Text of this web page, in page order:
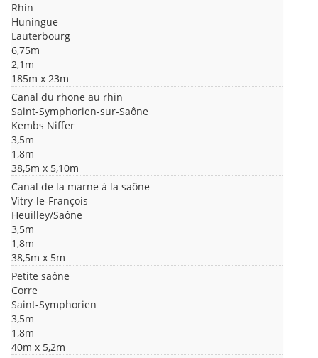
Rhin
Huningue
Lauterbourg
6,75m
2,1m
185m x 23m
Canal du rhone au rhin
Saint-Symphorien-sur-Saône
Kembs Niffer
3,5m
1,8m
38,5m x 5,10m
Canal de la marne à la saône
Vitry-le-François
Heuilley/Saône
3,5m
1,8m
38,5m x 5m
Petite saône
Corre
Saint-Symphorien
3,5m
1,8m
40m x 5,2m